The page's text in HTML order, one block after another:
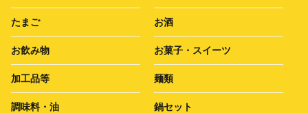
たまご お酒
お飲み物 お菓子・スイーツ
加工品等 麺類
調味料・油 鍋セット